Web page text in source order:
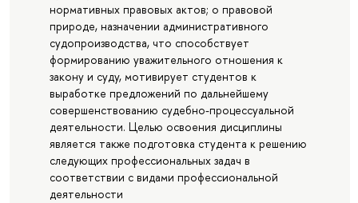
нормативных правовых актов; о правовой
природе, назначении административного
судопроизводства, что способствует
формированию уважительного отношения к
закону и суду, мотивирует студентов к
выработке предложений по дальнейшему
совершенствованию судебно-процессуальной
деятельности. Целью освоения дисциплины
является также подготовка студента к решению
следующих профессиональных задач в
соответствии с видами профессиональной
деятельности